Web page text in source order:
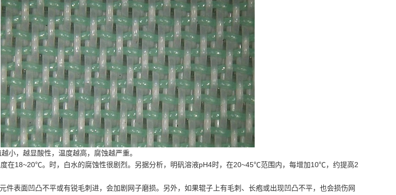
小，越显酸性，温度越高，腐蚀越严重。
在18~20℃。时，白水的腐蚀性很剧烈。另据分析，明矾溶液pH4时，在20~45℃范围内，每增加10℃，约提高2
件表面凹凸不平或有锐毛刺进，会加剧网子磨损。另外，如果辊子上有毛刺、长疱或出现凹凸不平，也会损伤网